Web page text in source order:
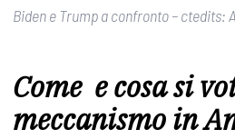
Biden e Trump a confronto – ctedits:
Come e cosa si
meccanismo in